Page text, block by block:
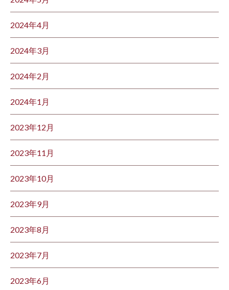
2024年4月
2024年3月
2024年2月
2024年1月
2023年12月
2023年11月
2023年10月
2023年9月
2023年8月
2023年7月
2023年6月